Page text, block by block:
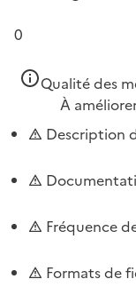
0
Qualité des
À
Description
Fréquence
Formats de